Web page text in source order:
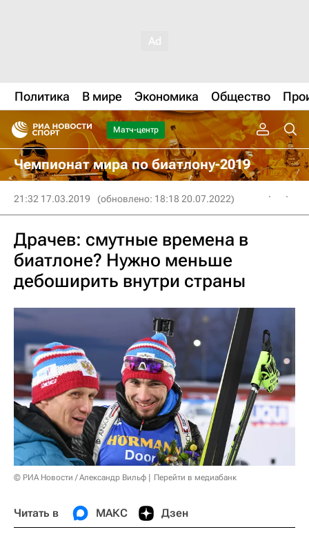
Политика В мире Экономика Общество
Матч-центр
Чемпионат мира по биатлону-2019
21:32 17.03.2019 (обновлено: 18:18 20.07.2022)
Драчев: смутные времена в
биатлоне? Нужно меньше
дебоширить внутри страны
© РИА Новости / Александр Вильф Перейти в медиабанк
Читать в МАКС Дзен